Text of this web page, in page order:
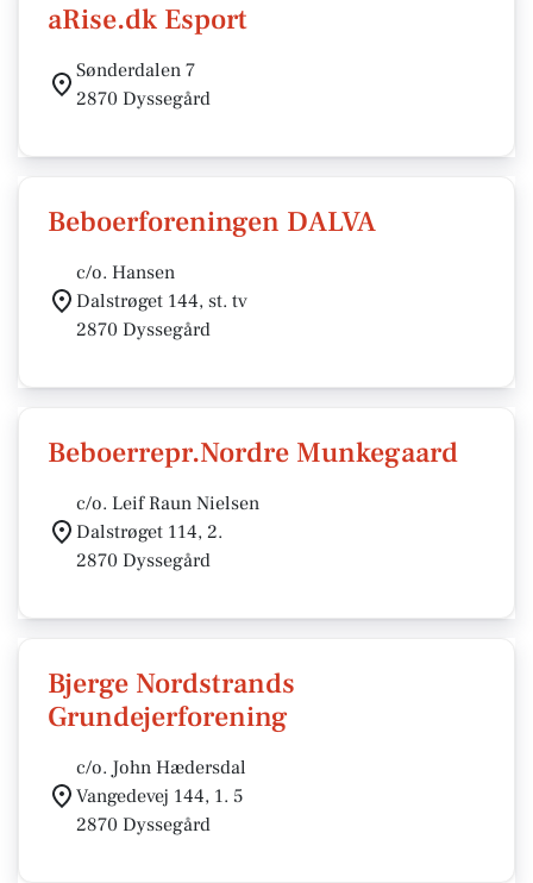
aRise.dk Esport
Sønderdalen 7
2870 Dyssegård
Beboerforeningen DALVA
c/o. Hansen
Dalstrøget 144, st. tv
2870 Dyssegård
Beboerrepr.Nordre Munkegaard
c/o. Leif Raun Nielsen
Dalstrøget 114, 2.
2870 Dyssegård
Bjerge Nordstrands
Grundejerforening
c/o. John Hædersdal
Vangedevej 144, 1. 5
2870 Dyssegård